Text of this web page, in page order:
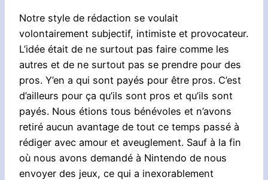
Notre style de rédaction se voulait
volontairement subjectif, intimiste et provocateur.
L’idée était de ne surtout pas faire comme les
autres et de ne surtout pas se prendre pour des
pros. Y’en a qui sont payés pour être pros. C’est
d’ailleurs pour ça qu’ils sont pros et qu’ils sont
payés. Nous étions tous bénévoles et n’avons
retiré aucun avantage de tout ce temps passé à
rédiger avec amour et aveuglement. Sauf à la fin
où nous avons demandé à Nintendo de nous
envoyer des jeux, ce qui a inexorablement